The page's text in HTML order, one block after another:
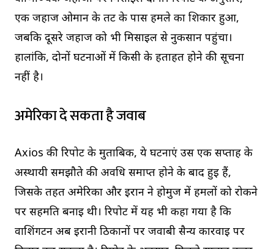
एक जहाज ओमान के तट के पास हमले का शिकार हुआ,
जबकि दूसरे जहाज को भी मिसाइल से नुकसान पहुंचा।
हालांकि, दोनों घटनाओं में किसी के हताहत होने की सूचना
नहीं है।
अमेरिका दे सकता है जवाब
Axios की रिपोर्ट के मुताबिक, ये घटनाएं उस एक सप्ताह के
अस्थायी समझौते की अवधि समाप्त होने के बाद हुई हैं,
जिसके तहत अमेरिका और ईरान ने होर्मुज में हमलों को रोकने
पर सहमति बनाई थी। रिपोर्ट में यह भी कहा गया है कि
वाशिंगटन अब ईरानी ठिकानों पर जवाबी सैन्य कार्रवाई पर